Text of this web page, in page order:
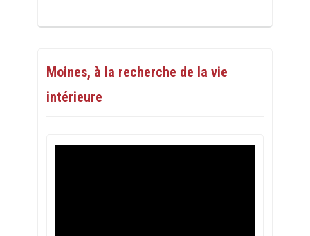
Moines, à la recherche de la vie
intérieure